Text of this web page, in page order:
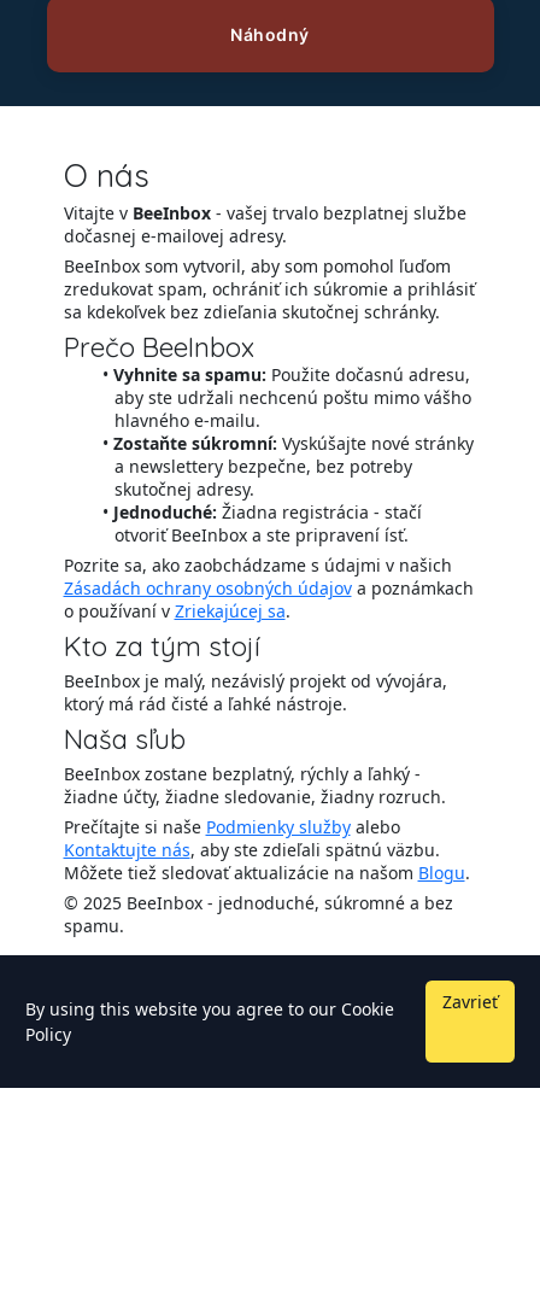
O nás
Vitajte v BeeInbox- vašej trvalo bezplatnej službe
dočasnej e-mailovej adresy.
BeeInbox som vytvoril, aby som pomohol ľuďom
zredukovat spam, ochrániť ich súkromie a prihlásiť
sa kdekoľvek bez zdieľania skutočnej schránky.
Prečo BeeInbox
Vyhnite sa spamu: Použite dočasnú adresu,
aby ste udržali nechcenú poštu mimo vášho
hlavného e-mailu.
Zostaňte súkromní: Vyskúšajte nové stránky
a newslettery bezpečne, bez potreby
skutočnej adresy.
Jednoduché: Žiadna registrácia - stačí
otvoriť BeeInbox a ste pripravení ísť.
Pozrite sa, ako zaobchádzame s údajmi v našich
Zásadách ochrany osobných údajova poznámkach
o používaní v Zriekajúcej sa.
Kto za tým stojí
BeeInbox je malý, nezávislý projekt od vývojára,
ktorý má rád čisté a ľahké nástroje.
Naša sľub
BeeInbox zostane bezplatný, rýchly a ľahký -
žiadne účty, žiadne sledovanie, žiadny rozruch.
Prečítajte si naše Podmienky službyalebo
Kontaktujte nás, aby ste zdieľali spätnú väzbu.
Môžete tiež sledovať aktualizácie na našom Blogu.
© 2025 BeeInbox - jednoduché, súkromné a bez
spamu.
By using this website you agree to our Cookie
Policy
Zavrieť